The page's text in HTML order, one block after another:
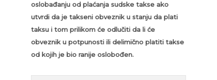
oslobađanju od plaćanja sudske takse ako
utvrdi da je takseni obveznik u stanju da plati
taksu i tom prilikom će odlučiti da li će
obveznik u potpunosti ili delimično platiti takse
od kojih je bio ranije oslobođen.